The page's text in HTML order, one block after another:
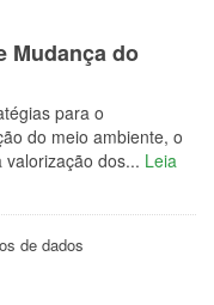
Mudança do
para o
do meio ambiente, o
dos... Leia
de dados